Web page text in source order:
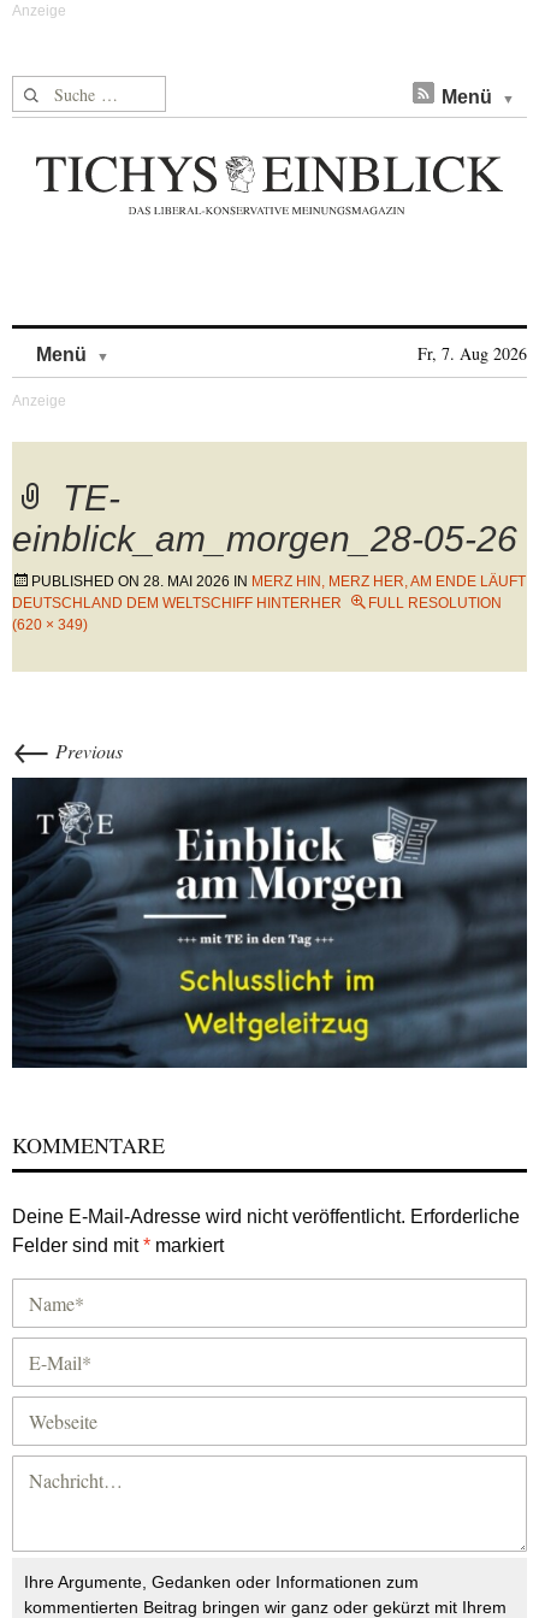
Suche nach: Menü
Menü Fr, 7. Aug 2026
TE-
einblick_am_morgen_28-05-26
PUBLISHED ON 28. MAI 2026 IN MERZ HIN, MERZ HER, AM ENDE LÄUFT
DEUTSCHLAND DEM WELTSCHIFF HINTERHER
FULL RESOLUTION
(620 × 349)
← Previous
KOMMENTARE
Deine E-Mail-Adresse wird nicht veröffentlicht. Erforderliche
Felder sind mit* markiert
Ihre Argumente, Gedanken oder Informationen zum
kommentierten Beitrag bringen wir ganz oder gekürzt mit Ihrem